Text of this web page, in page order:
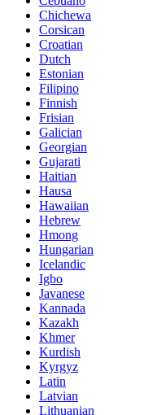
Chichewa
Corsican
Croatian
Dutch
Estonian
Filipino
Finnish
Frisian
Galician
Georgian
Gujarati
Haitian
Hausa
Hawaiian
Hebrew
Hmong
Hungarian
Icelandic
Igbo
Javanese
Kannada
Kazakh
Khmer
Kurdish
Kyrgyz
Latin
Latvian
Lithuanian